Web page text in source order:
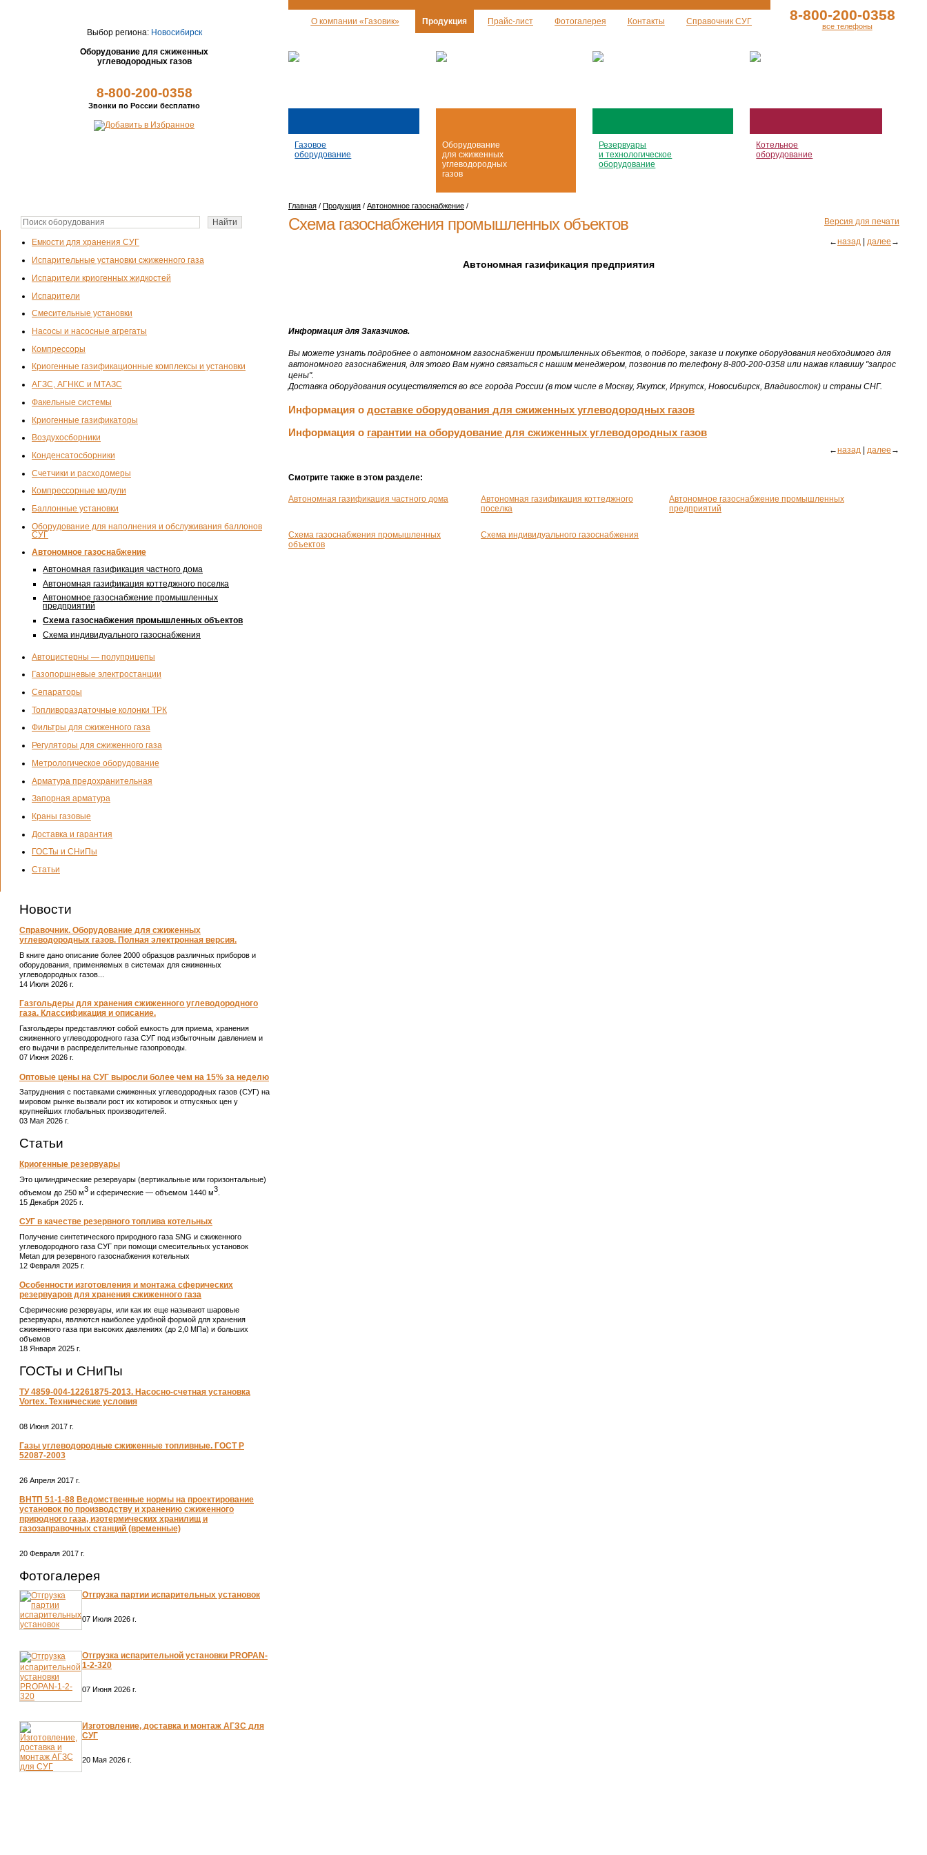
Выбор региона: Новосибирск
Оборудование для сжиженных
углеводородных газов
8-800-200-0358
Звонки по России бесплатно
О компании «Газовик» Продукция Прайс-лист Фотогалерея Контакты Справочник СУГ 8-800-200-0358
все телефоны
Газовое
оборудование
Оборудование
для сжиженных
углеводородных
газов
Резервуары
и технологическое
оборудование
Котельное
оборудование
Емкости для хранения СУГ
Испарительные установки сжиженного газа
Испарители криогенных жидкостей
Испарители
Смесительные установки
Насосы и насосные агрегаты
Компрессоры
Криогенные газификационные комплексы и установки
АГЗС, АГНКС и МТАЗС
Факельные системы
Криогенные газификаторы
Воздухосборники
Конденсатосборники
Счетчики и расходомеры
Компрессорные модули
Баллонные установки
Оборудование для наполнения и обслуживания баллонов
СУГ
Автономное газоснабжение
Автономная газификация частного дома
Автономная газификация коттеджного поселка
Автономное газоснабжение промышленных
предприятий
Схема газоснабжения промышленных объектов
Схема индивидуального газоснабжения
Автоцистерны — полуприцепы
Газопоршневые электростанции
Сепараторы
Топливораздаточные колонки ТРК
Фильтры для сжиженного газа
Регуляторы для сжиженного газа
Метрологическое оборудование
Арматура предохранительная
Запорная арматура
Краны газовые
Доставка и гарантия
ГОСТы и СНиПы
Статьи
Новости
Справочник. Оборудование для сжиженных
углеводородных газов. Полная электронная версия.
В книге дано описание более 2000 образцов различных приборов и
оборудования, применяемых в системах для сжиженных
углеводородных газов...
14 Июля 2026 г.
Газгольдеры для хранения сжиженного углеводородного
газа. Классификация и описание.
Газгольдеры представляют собой емкость для приема, хранения
сжиженного углеводородного газа СУГ под избыточным давлением и
его выдачи в распределительные газопроводы.
07 Июня 2026 г.
Оптовые цены на СУГ выросли более чем на 15% за неделю
Затруднения с поставками сжиженных углеводородных газов (СУГ) на
мировом рынке вызвали рост их котировок и отпускных цен у
крупнейших глобальных производителей.
03 Мая 2026 г.
Статьи
Криогенные резервуары
Это цилиндрические резервуары (вертикальные или горизонтальные)
объемом до 250 м3 и сферические ― объемом 1440 м3
15 Декабря 2025 г.
СУГ в качестве резервного топлива котельных
Получение синтетического природного газа SNG и сжиженного
углеводородного газа СУГ при помощи смесительных установок
Metan для резервного газоснабжения котельных
12 Февраля 2025 г.
Особенности изготовления и монтажа сферических
резервуаров для хранения сжиженного газа
Сферические резервуары, или как их еще называют шаровые
резервуары, являются наиболее удобной формой для хранения
сжиженного газа при высоких давлениях (до 2,0 МПа) и больших
объемов
18 Января 2025 г.
ГОСТы и СНиПы
ТУ 4859-004-12261875-2013. Насосно-счетная установка
Vortex. Технические условия
08 Июня 2017 г.
Газы углеводородные сжиженные топливные. ГОСТ Р
52087-2003
26 Апреля 2017 г.
ВНТП 51-1-88 Ведомственные нормы на проектирование
установок по производству и хранению сжиженного
природного газа, изотермических хранилищ и
газозаправочных станций (временные)
20 Февраля 2017 г.
Фотогалерея
Отгрузка партии испарительных установок
07 Июля 2026 г.
Отгрузка испарительной установки PROPAN-
1-2-320
07 Июня 2026 г.
Изготовление, доставка и монтаж АГЗС для
СУГ
20 Мая 2026 г.
Главная / Продукция / Автономное газоснабжение /
Версия для печати
Схема газоснабжения промышленных объектов
←назад далее →
Автономная газификация предприятия
Информация для Заказчиков.
Вы можете узнать подробнее о автономном газоснабжении промышленных объектов, о подборе, заказе и покупке оборудования необходимого для
автономного газоснабжения, для этого Вам нужно связаться с нашим менеджером, позвонив по телефону 8-800-200-0358 или нажав клавишу "запрос
цены".
Доставка оборудования осуществляется во все города России (в том числе в Москву, Якутск, Иркутск, Новосибирск, Владивосток) и страны СНГ.
Информация о доставке оборудования для сжиженных углеводородных газов
Информация о гарантии на оборудование для сжиженных углеводородных газов
←назад далее →
Смотрите также в этом разделе:
Автономная газификация частного дома
Автономная газификация коттеджного
поселка
Автономное газоснабжение промышленных
предприятий
Схема газоснабжения промышленных
объектов
Схема индивидуального газоснабжения